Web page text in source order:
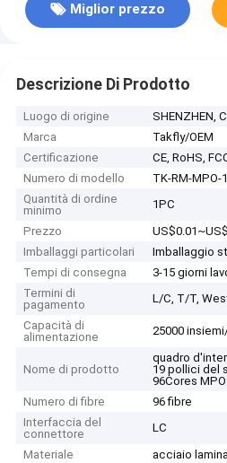
Miglior prezzo
Descrizione Di Prodotto
Luogo di origine
SHENZHEN,
Marca
Takfly/OEM
Certificazione
CE, RoHS,
Numero di modello
TK-RM-MPO-
Quantità di ordine
minimo
1PC
Prezzo
Imballaggi particolari
Imballaggio
Tempi di consegna
3-15 giorni
Termini di
pagamento
L/C, T/T,
Capacità di
alimentazione
25000
Nome di prodotto
quadro
19 pollici del
96Cores
Numero di fibre
96 fibre
Interfaccia del
connettore
LC
Materiale
acciaio